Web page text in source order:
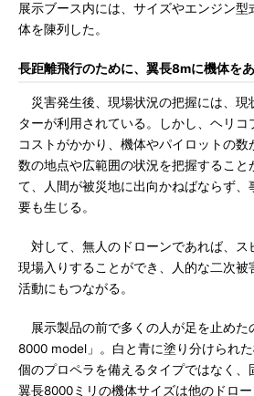
展示ブース内には、サイズやエンジン
体を陳列した。
長距離飛行のために、翼長8mに機体を
災害発生後、現場状況の把握には、現
ターが利用されている。しかし、ヘリ
コストがかかり、機体やパイロットの
数の地点や広範囲の状況を把握すること
て、人間が被災地に出向かねばならず
要も生じる。
対して、無人のドローンであれば、ス
現場入りすることができ、人的な二次被
活動にもつながる。
展示製品の前で多くの人が足を止めた
8000 model」。白と青に塗り分けられ
個のプロペラを備えるタイプではなく、
翼長8000ミリの機体サイズは他のドロ